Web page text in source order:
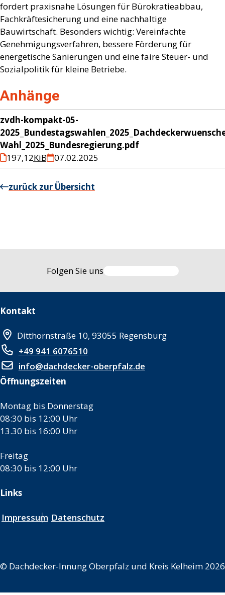
fordert praxisnahe Lösungen für Bürokratieabbau,
Fachkräftesicherung und eine nachhaltige
Bauwirtschaft. Besonders wichtig: Vereinfachte
Genehmigungsverfahren, bessere Förderung für
energetische Sanierungen und eine faire Steuer- und
Sozialpolitik für kleine Betriebe.
Anhänge
zvdh-kompakt-05-
Wahl_2025_Bundesregierung.pdf
197,12KiB 07.02.2025
zurück zur Übersicht
Folgen Sie uns
Kontakt
Ditthornstraße 10, 93055 Regensburg
+49 941 6076510
info@dachdecker-oberpfalz.de
Öffnungszeiten
Montag bis Donnerstag
08:30 bis 12:00 Uhr
13.30 bis 16:00 Uhr
Freitag
08:30 bis 12:00 Uhr
Links
Impressum Datenschutz
© Dachdecker-Innung Oberpfalz und Kreis Kelheim 2026